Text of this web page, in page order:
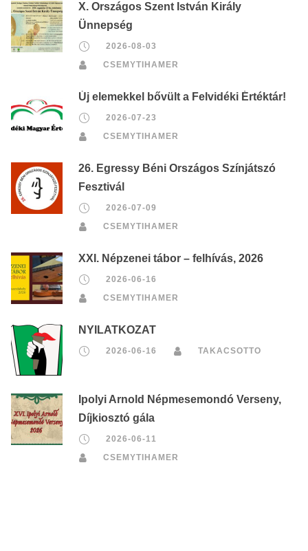
X. Országos Szent István Király
Ünnepség
2026-08-03
CSEMYTIHAMER
Új elemekkel bővült a Felvidéki Értéktár!
2026-07-23
CSEMYTIHAMER
26. Egressy Béni Országos Színjátszó
Fesztivál
2026-07-09
CSEMYTIHAMER
XXI. Népzenei tábor – felhívás, 2026
2026-06-16
CSEMYTIHAMER
NYILATKOZAT
2026-06-16 TAKACSOTTO
Ipolyi Arnold Népmesemondó Verseny,
Díjkiosztó gála
2026-06-11
CSEMYTIHAMER